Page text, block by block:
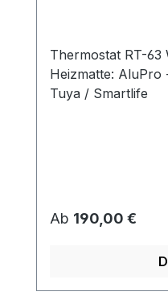
Thermostat RT-63
Heizmatte: AluPro
Tuya / Smartlife
Regulärer Preis:
Ab 190,00 €